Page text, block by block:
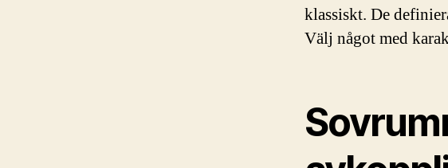
klassiskt. De
Välj något med